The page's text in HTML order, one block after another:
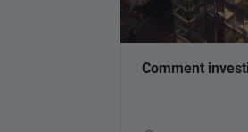
Comment